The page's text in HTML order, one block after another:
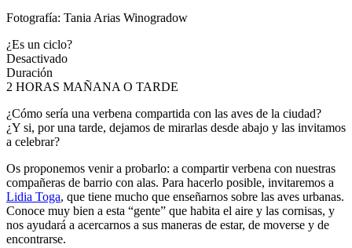
¿Es un ciclo?
Desactivado
Duración
¿Cómo sería una verbena compartida con las aves de la ciudad?
¿Y si, por una tarde, dejamos de mirarlas desde abajo y las invitamos
Os proponemos venir a probarlo: a compartir verbena con nuestras
compañeras de barrio con alas. Para hacerlo posible, invitaremos a
Lidia Toga, que tiene mucho que enseñarnos sobre las aves urbanas.
Conoce muy bien a esta “gente” que habita el aire y las cornisas, y
nos ayudará a acercarnos a sus maneras de estar, de moverse y de